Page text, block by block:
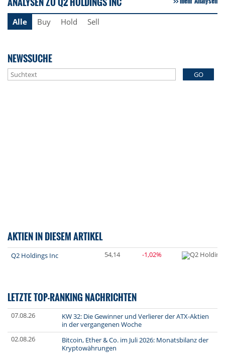
Alle Buy Hold Sell
NEWSSUCHE
GO
AKTIEN IN DIESEM ARTIKEL
Q2 Holdings Inc 54,14 -1,02%
LETZTE TOP-RANKING NACHRICHTEN
07.08.26
KW 32: Die Gewinner und Verlierer der ATX-Aktien
in der vergangenen Woche
02.08.26
Bitcoin, Ether & Co. im Juli 2026: Monatsbilanz der
Kryptowährungen